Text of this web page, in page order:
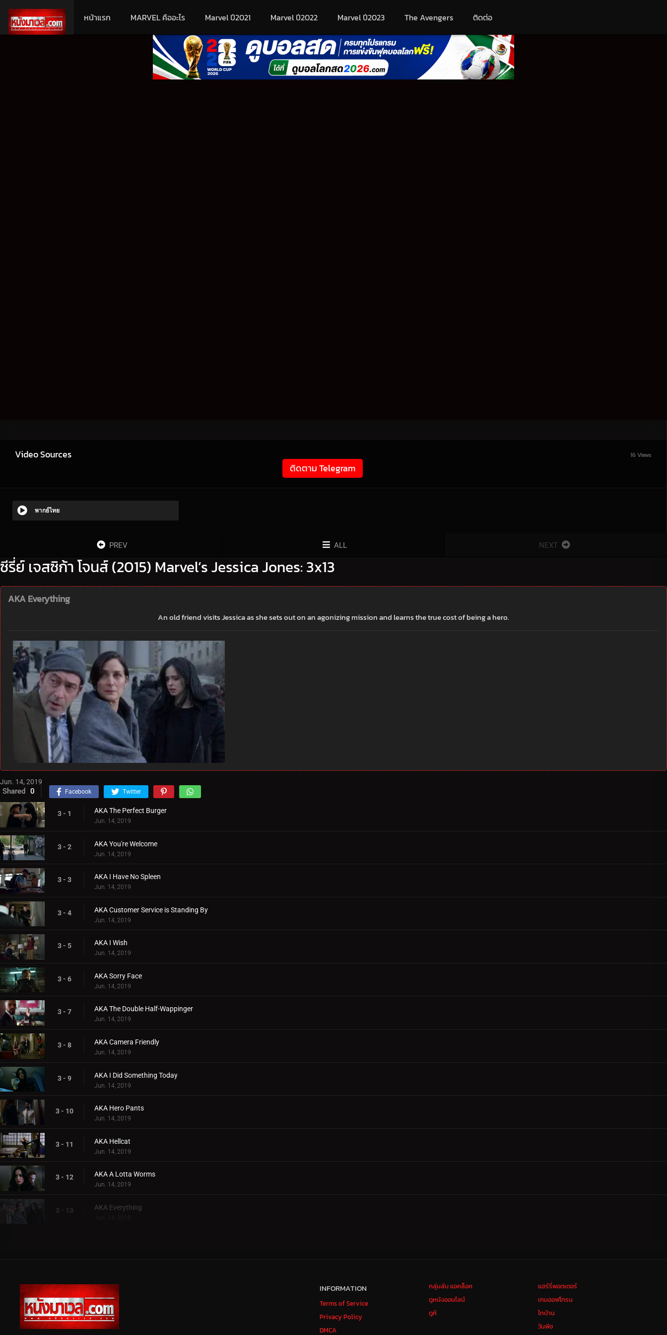
หน้าแรก MARVEL คืออะไร Marvel ปี2021 Marvel ปี2022 Marvel ปี2023 The Avengers ติดต่อ
Video Sources 16 Views
ติดตาม Telegram
พากย์ไทย
PREV ALL NEXT
ซีรี่ย์ เจสซิก้า โจนส์ (2015) Marvel’s Jessica Jones: 3x13
AKA Everything
An old friend visits Jessica as she sets out on an agonizing mission and learns the true cost of being a hero.
Jun. 14, 2019
Shared 0 Facebook Twitter
3 - 1 AKA The Perfect Burger
Jun. 14, 2019
3 - 2 AKA You're Welcome
Jun. 14, 2019
3 - 3 AKA I Have No Spleen
Jun. 14, 2019
3 - 4 AKA Customer Service is Standing By
Jun. 14, 2019
3 - 5 AKA I Wish
Jun. 14, 2019
3 - 6 AKA Sorry Face
Jun. 14, 2019
3 - 7 AKA The Double Half-Wappinger
Jun. 14, 2019
3 - 8 AKA Camera Friendly
Jun. 14, 2019
3 - 9 AKA I Did Something Today
Jun. 14, 2019
3 - 10 AKA Hero Pants
Jun. 14, 2019
3 - 11 AKA Hellcat
Jun. 14, 2019
3 - 12 AKA A Lotta Worms
Jun. 14, 2019
3 - 13 AKA Everything
Jun. 14, 2019
INFORMATION
Terms of Service
Privacy Policy
DMCA
กลุ่มลับ แอคล็อค
ดูหนังออนไลน์
ดูหี
แฮร์รี่พอตเตอร์
เกมออฟโทรน
ไทบ้าน
วันพีช